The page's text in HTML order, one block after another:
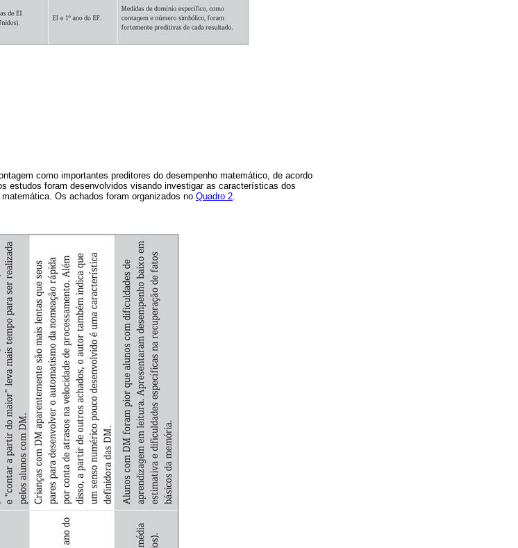
como importantes preditores do desempenho matemático, de acordo
estudos foram desenvolvidos visando investigar as características dos
Os achados foram organizados no Quadro 2.